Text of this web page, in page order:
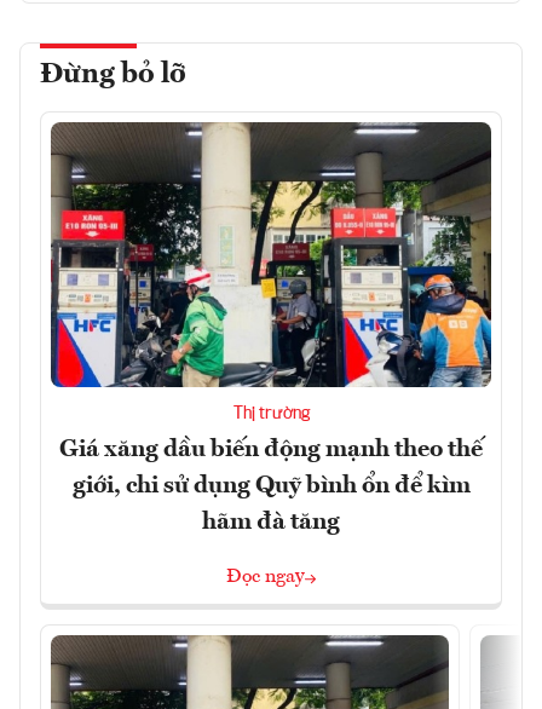
Đừng bỏ lỡ
Thị trường
Giá xăng dầu biến động mạnh theo thế
giới, chi sử dụng Quỹ bình ổn để kìm
hãm đà tăng
Đọc ngay